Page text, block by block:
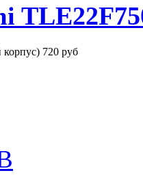
корпус) 720 руб